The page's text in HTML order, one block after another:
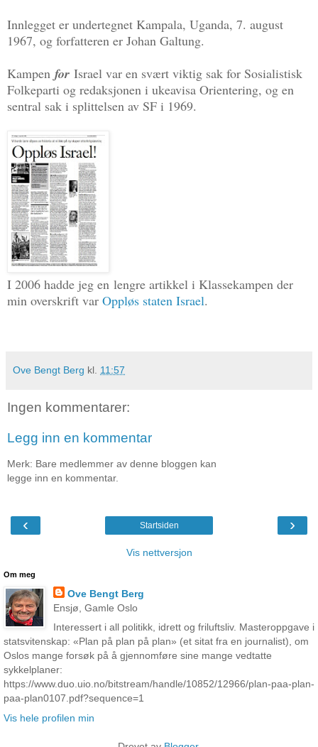
Innlegget er undertegnet Kampala, Uganda, 7. august
1967, og forfatteren er Johan Galtung.
Kampen for Israel var en svært viktig sak for Sosialistisk
Folkeparti og redaksjonen i ukeavisa Orientering, og en
sentral sak i splittelsen av SF i 1969.
I 2006 hadde jeg en lengre artikkel i Klassekampen der
min overskrift var Oppløs staten Israel.
Ove Bengt Berg kl. 11:57
Ingen kommentarer:
Legg inn en kommentar
Merk: Bare medlemmer av denne bloggen kan
legge inn en kommentar.
‹ ›
Startsiden
Vis nettversjon
Om meg
Ove Bengt Berg
Ensjø, Gamle Oslo
Interessert i all politikk, idrett og friluftsliv. Masteroppgave i
statsvitenskap: «Plan på plan på plan» (et sitat fra en journalist), om
Oslos mange forsøk på å gjennomføre sine mange vedtatte
sykkelplaner:
https://www.duo.uio.no/bitstream/handle/10852/12966/plan-paa-plan-
paa-plan0107.pdf?sequence=1
Vis hele profilen min